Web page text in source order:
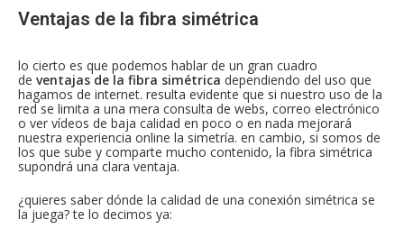
Ventajas de la fibra simétrica
lo cierto es que podemos hablar de un gran cuadro
de ventajas de la fibra simétrica dependiendo del uso que
hagamos de internet. resulta evidente que si nuestro uso de la
red se limita a una mera consulta de webs, correo electrónico
o ver vídeos de baja calidad en poco o en nada mejorará
nuestra experiencia online la simetría. en cambio, si somos de
los que sube y comparte mucho contenido, la fibra simétrica
supondrá una clara ventaja.
¿quieres saber dónde la calidad de una conexión simétrica se
la juega? te lo decimos ya: